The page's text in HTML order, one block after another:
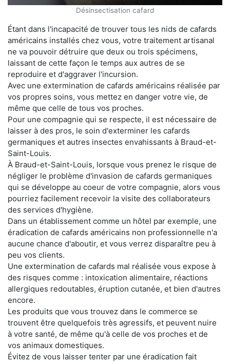
Désinsectisation cafard
Étant dans l'incapacité de trouver tous les nids de cafards
américains installés chez vous, votre traitement artisanal
ne va pouvoir détruire que deux ou trois spécimens,
laissant de cette façon le temps aux autres de se
reproduire et d'aggraver l'incursion.
Avec une extermination de cafards américains réalisée par
vos propres soins, vous mettez en danger votre vie, de
même que celle de tous vos proches.
Pour une compagnie qui se respecte, il est nécessaire de
laisser à des pros, le soin d'exterminer les cafards
germaniques et autres insectes envahissants à Braud-et-
Saint-Louis.
À Braud-et-Saint-Louis, lorsque vous prenez le risque de
négliger le problème d'invasion de cafards germaniques
qui se développe au coeur de votre compagnie, alors vous
pourriez facilement recevoir la visite des collaborateurs
des services d'hygiène.
Dans un établissement comme un hôtel par exemple, une
éradication de cafards américains non professionnelle n'a
aucune chance d'aboutir, et vous verrez disparaître peu à
peu vos clients.
Une extermination de cafards mal réalisée vous expose à
des risques comme : intoxication alimentaire, réactions
allergiques redoutables, éruption cutanée, et bien d'autres
encore.
Les produits que vous trouvez dans le commerce se
trouvent être quelquefois très agressifs, et peuvent nuire
à votre santé, de même qu'à celle de vos proches et de
vos animaux domestiques.
Évitez de vous laisser tenter par une éradication fait